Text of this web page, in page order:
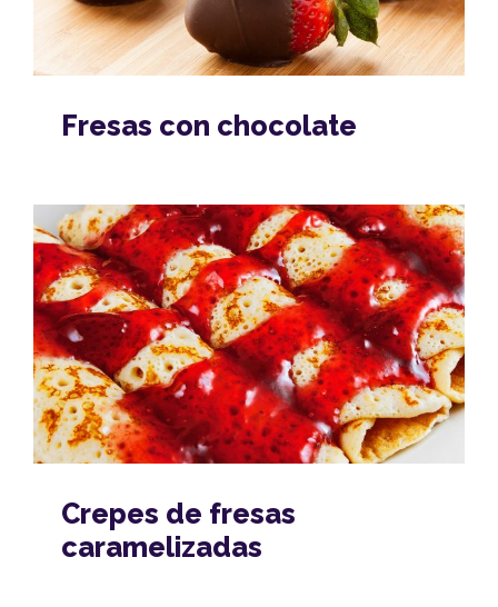
Fresas con chocolate
Crepes de fresas
caramelizadas